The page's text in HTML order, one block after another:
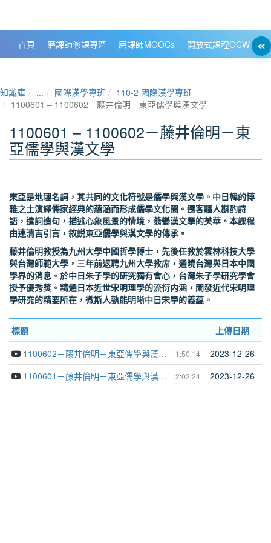
首頁 磨課師修課專區 磨課師MOOCs 開放式課程OCW
知識庫 ... 國際漢學專班
110-2 國際漢學專班
1100601 ‒ 1100602－藤井倫明－東亞儒學與漢文學
1100601 ‒ 1100602－藤井倫明－東
亞儒學與漢文學
東亞是地理名詞，其共同的文化符號是儒學與漢文學。中日韓的博
雅之士演繹儒家經典的蘊涵而形成儒學文化圈。遷客騷人斟酌詩
語，遣詞造句，描述心象風景的情境，蓊鬱漢文學的英華。本課程
由連清吉引言，敘説東亞儒學與漢文學的傳承。
藤井倫明教授為九州大學中國哲學博士，先後任教於雲林科技大學
與台灣師範大學，三年前返聘九州大學教席，通曉台灣與日本中國
學界的消息。於中日朱子學的研究獨有會心，台灣朱子學研究學會
授予優秀獎。精通日本近世宋明理學的流衍内涵，闡發近代宋明理
學研究的精要所在，微斯人孰能明晰中日宋學的義藴。
標題 上傳日期
1:50:14
1100602－藤井倫明－東亞儒學與漢文學───日本近代的宋明理學研究 2023-12-26
2:02:24
1100601－藤井倫明－東亞儒學與漢文學───日本近世的宋明理學研究 2023-12-26